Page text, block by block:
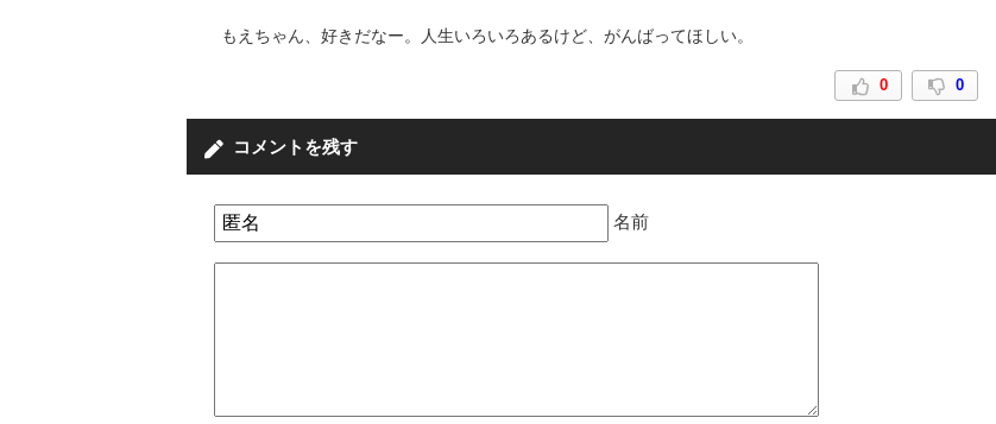
もえちゃん、好きだなー。人生いろいろあるけど、がんばってほしい。
0 0
コメントを残す
名前